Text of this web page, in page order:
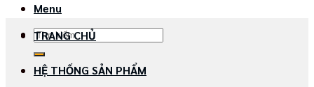
Menu
Tìm
TRANG CHỦ
HỆ THỐNG SẢN PHẨM